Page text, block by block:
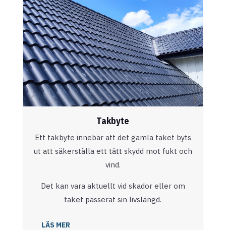
Takbyte
Ett takbyte innebär att det gamla taket byts
ut att säkerställa ett tätt skydd mot fukt och
vind.
Det kan vara aktuellt vid skador eller om
taket passerat sin livslängd.
LÄS MER